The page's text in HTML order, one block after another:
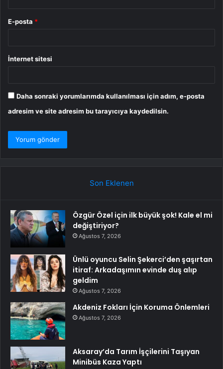
E-posta *
İnternet sitesi
Daha sonraki yorumlarımda kullanılması için adım, e-posta
adresim ve site adresim bu tarayıcıya kaydedilsin.
Son Eklenen
Özgür Özel için ilk büyük şok! Kale el mi
değiştiriyor?
Ağustos 7, 2026
Ünlü oyuncu Selin Şekerci’den şaşırtan
itiraf: Arkadaşımın evinde duş alıp
geldim
Ağustos 7, 2026
Akdeniz Fokları İçin Koruma Önlemleri
Ağustos 7, 2026
Aksaray’da Tarım İşçilerini Taşıyan
Minibüs Kaza Yaptı